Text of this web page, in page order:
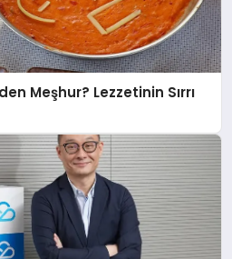
Meşhur? Lezzetinin Sırrı